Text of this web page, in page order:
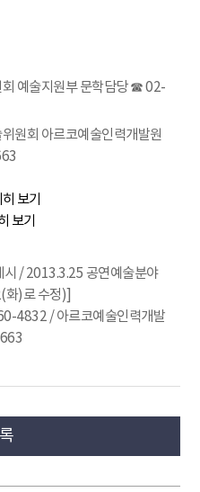
회 예술지원부 문학담당 ☎ 02-
원회 아르코예술인력개발원
/ 2013.3.25 공연예술분야
)로 수정)]
4832 / 아르코예술인력개발